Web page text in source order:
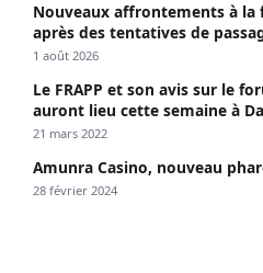
Nouveaux affrontements à
après des tentatives de
1 août 2026
Le FRAPP et son avis sur le
auront lieu cette semaine à
21 mars 2022
Amunra Casino, nouveau
28 février 2024